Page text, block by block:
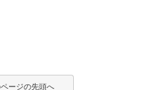
ページの先頭へ